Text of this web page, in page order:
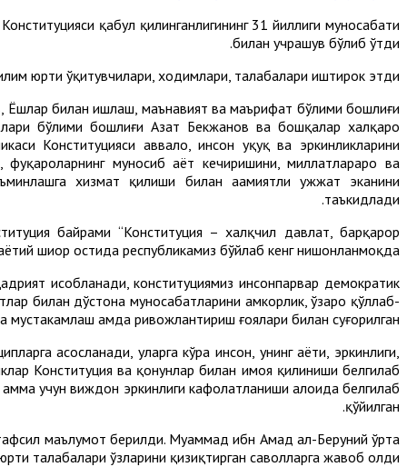
қабул қилинганлигининг 31 йиллиги муносабати
билан учрашув бўлиб ўтди.
юрти ўқитувчилари, ходимлари, талабалари иштирок этди.
билан ишлаш, маънавият ва маърифат бўлими бошлиғи
бўлими бошлиғи Азат Бекжанов ва бошқалар халқаро
Конституцияси аввало, инсон ҳуқуқ ва эркинликларини
муносиб ҳаёт кечиришини, миллатлараро ва
хизмат қилиши билан аҳамиятли ҳужжат эканини
таъкидлади.
байрами “Конституция – халқчил давлат, барқарор
шиор остида республикамиз бўйлаб кенг нишонланмоқда.
ҳисобланади, конституциямиз инсонпарвар демократик
билан дўстона муносабатларини ҳамкорлик, ўзаро қўллаб-
ҳамда ривожлантириш ғоялари билан суғорилган.
асосланади, уларга кўра инсон, унинг ҳаёти, эркинлиги,
Конституция ва қонунлар билан ҳимоя қилиниши белгилаб
учун виждон эркинлиги кафолатланиши алоҳида белгилаб
қўйилган.
маълумот берилди. Муҳаммад ибн Аҳмад ал-Беруний ўрта
талабалари ўзларини қизиқтирган саволларга жавоб олди.